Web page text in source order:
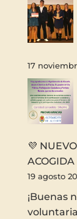
17
💜
ACOGIDA
19 agosto
¡Buenas